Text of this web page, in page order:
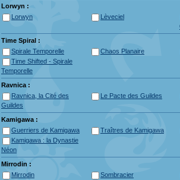
Lorwyn :
Lorwyn
Lèveciel
Time Spiral :
Spirale Temporelle
Chaos Planaire
Time Shifted - Spirale
Temporelle
Ravnica :
Ravnica, la Cité des
Guildes
Le Pacte des Guildes
Kamigawa :
Guerriers de Kamigawa
Traîtres de Kamigawa
Kamigawa : la Dynastie
Néon
Mirrodin :
Mirrodin
Sombracier